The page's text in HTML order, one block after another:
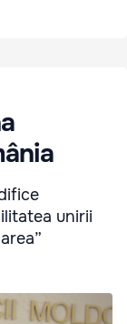
unirii